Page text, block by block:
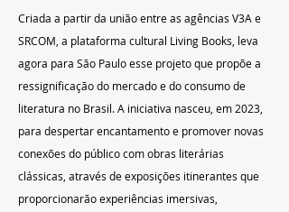
Criada a partir da união entre as agências V3A e
SRCOM, a plataforma cultural Living Books, leva
agora para São Paulo esse projeto que propõe a
ressignificação do mercado e do consumo de
literatura no Brasil. A iniciativa nasceu, em 2023,
para despertar encantamento e promover novas
conexões do público com obras literárias
clássicas, através de exposições itinerantes que
proporcionarão experiências imersivas,